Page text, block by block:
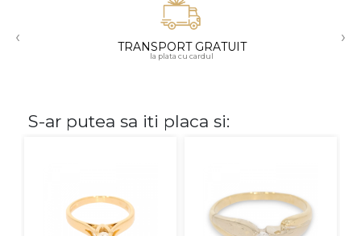
18K
‹ TRANSPORT GRATUIT
la plata cu cardul
›
S-ar putea sa iti placa si: